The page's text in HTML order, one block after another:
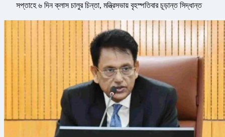
সপ্তাহে ৬ দিন ক্লাস চালুর চিন্তা, মন্ত্রিসভায় বৃহস্পতিবার চূড়ান্ত সিদ্ধান্ত